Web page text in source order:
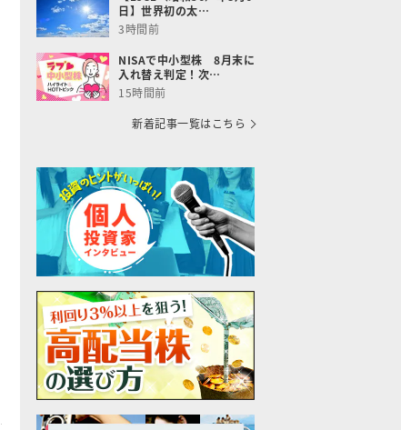
日】世界初の太…
3時間前
NISAで中小型株 8月末に
入れ替え判定！次…
15時間前
新着記事一覧はこちら